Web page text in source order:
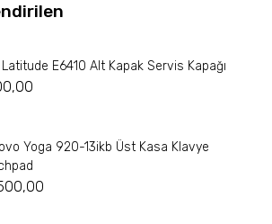
Latitude E6410 Alt Kapak Servis Kapağı
Yoga 920-13ikb Üst Kasa Klavye